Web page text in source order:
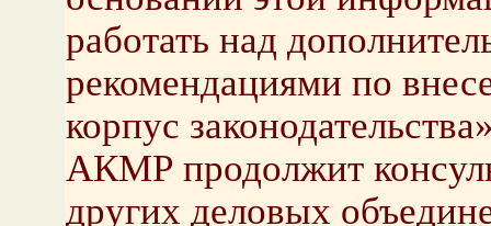
работать над
рекомендациями по
корпус
АКМР продолжит
других деловых